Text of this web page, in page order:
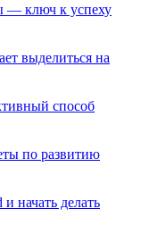
— ключ к успеху
выделиться на
способ
по развитию
начать делать